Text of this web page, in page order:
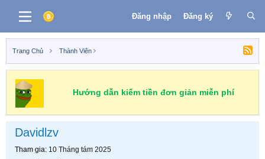
Đăng nhập Đăng ký
Trang Chủ Thành Viên
Hướng dẫn kiếm tiền đơn giản miễn phí
Davidlzv
Tham gia 10 Tháng tám 2025